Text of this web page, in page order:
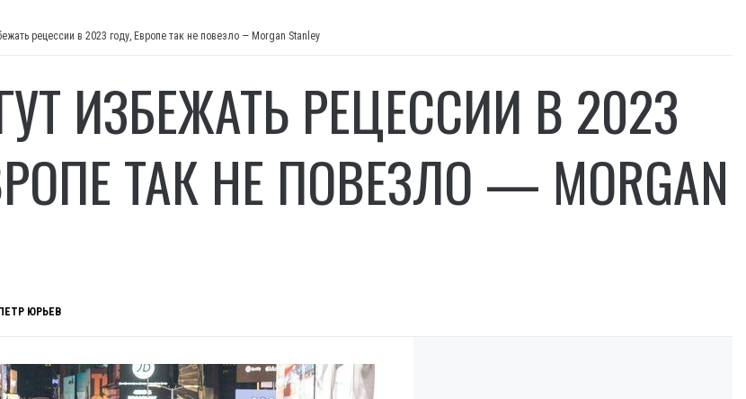
рецессии в 2023 году, Европе так не повезло — Morgan Stanley
ИЗБЕЖАТЬ РЕЦЕССИИ В 2023
ТАК НЕ ПОВЕЗЛО — MORGAN
ПЕТР ЮРЬЕВ